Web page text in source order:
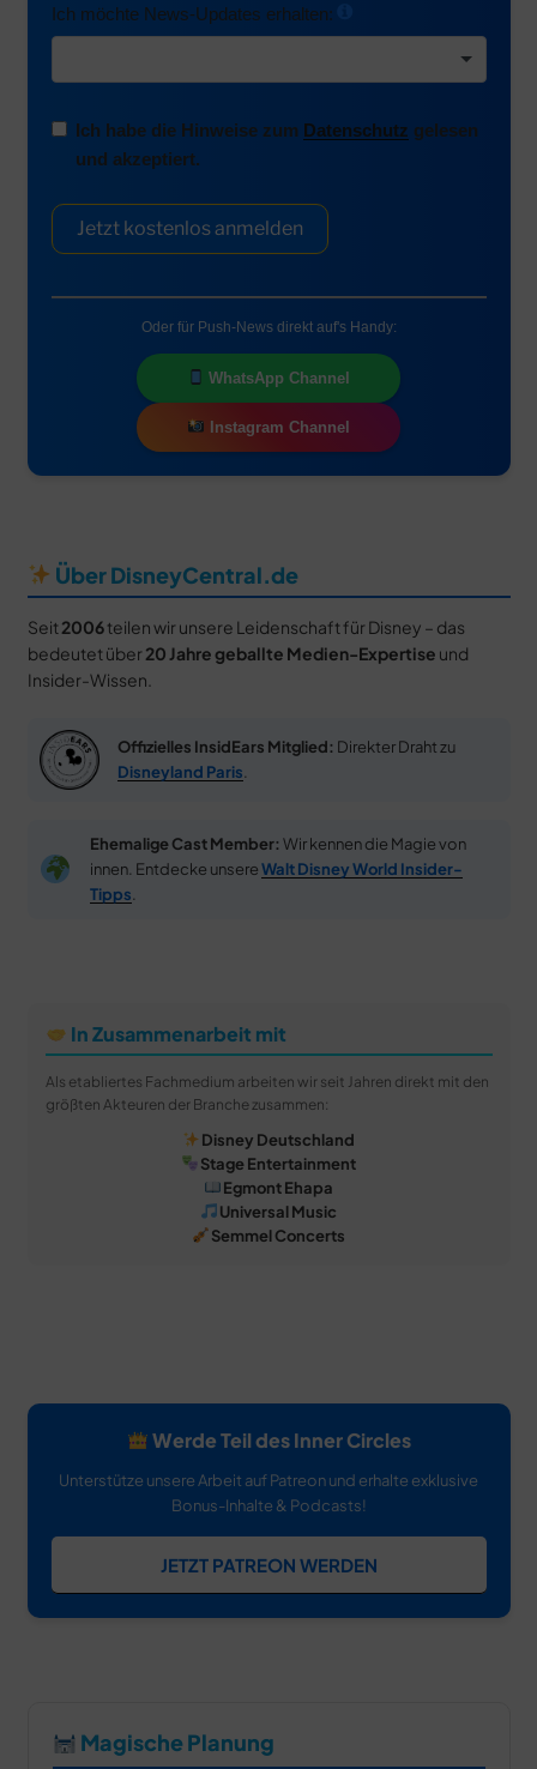
Ich möchte News-Updates erhalten:
Ich habe die Hinweise zum Datenschutz gelesen
und akzeptiert.
Jetzt kostenlos anmelden
Oder für Push-News direkt auf's Handy:
WhatsApp Channel
Instagram Channel
Über DisneyCentral.de
Seit 2006teilen wir unsere Leidenschaft für Disney – das
bedeutet über 20 Jahre geballte Medien-Expertise und
Insider-Wissen.
Offizielles InsidEars Mitglied: Direkter Draht zu
Disneyland Paris
Ehemalige Cast Member: Wir kennen die Magie von
innen. Entdecke unsereWalt Disney World Insider-
Tipps
In Zusammenarbeit mit
Als etabliertes Fachmedium arbeiten wir seit Jahren direkt mit den
größten Akteuren der Branche zusammen:
Disney Deutschland
Stage Entertainment
Egmont Ehapa
Universal Music
Semmel Concerts
Werde Teil des Inner Circles
Unterstütze unsere Arbeit auf Patreon und erhalte exklusive
Bonus-Inhalte & Podcasts!
JETZT PATREON WERDEN
Magische Planung